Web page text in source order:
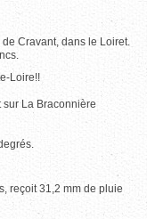
Cravant, dans le Loiret.
Loire!!
La Braconnière
reçoit 31,2 mm de pluie